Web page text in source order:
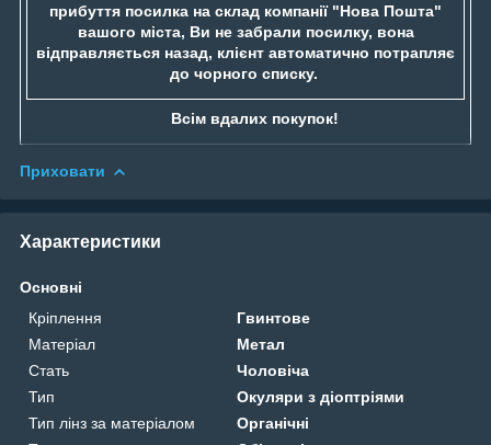
прибуття посилка на склад компанії "Нова Пошта"
вашого міста, Ви не забрали посилку, вона
відправляється назад, клієнт автоматично потрапляє
до чорного списку.
Всім вдалих покупок!
Приховати
Характеристики
Основні
Кріплення
Гвинтове
Матеріал
Метал
Стать
Чоловіча
Тип
Окуляри з діоптріями
Тип лінз за матеріалом
Органічні